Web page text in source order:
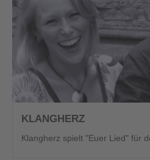
KLANGHERZ
Klangherz spielt "Euer Lied" für